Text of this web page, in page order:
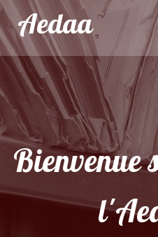
Aedaa
Bienvenue